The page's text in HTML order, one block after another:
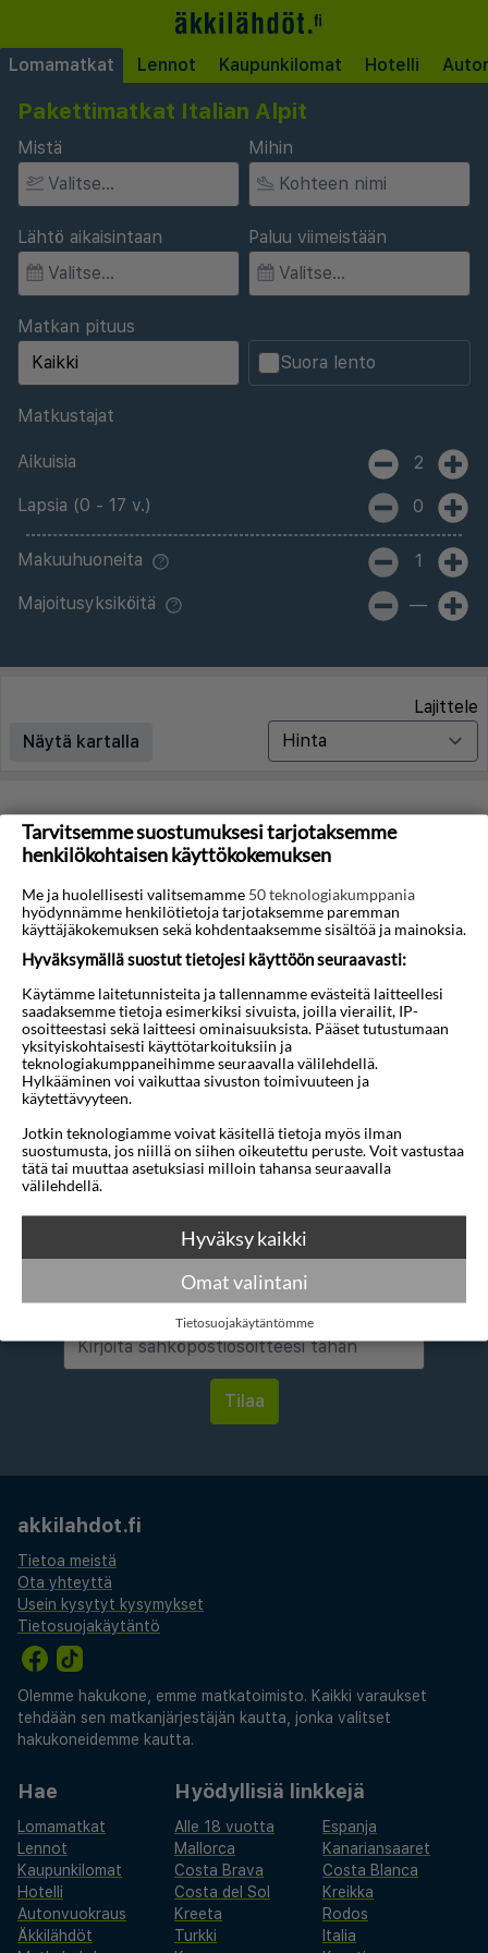
Lomamatkat Lennot Kaupunkilomat Hotelli
Pakettimatkat Italian Alpit
Mistä Mihin
Lähtö aikaisintaan Paluu viimeistään
Matkan pituus
Suora lento
Matkustajat
Aikuisia 2
Lapsia (0 - 17 v.) 0
Makuuhuoneita 1
Majoitusyksiköitä —
Näytä kartalla
Lajittele
Matkoja ei löytynyt
Voit saada lisää tuloksia poistamalla alla olevat
Mihin 1 sijainti
Mistä 1 sijainti
Alin tähtiluokitus 3 tähteä
Haluatko saada houkuttelevia
tarjouksia, matkavinkkejä ja uutisia
sähköpostitse?
akkilahdot.fi
Tietoa meistä
Ota yhteyttä
Usein kysytyt kysymykset
Tietosuojakäytäntö
Olemme hakukone, emme matkatoimisto. Kaikki varaukset
tehdään sen matkanjärjestäjän kautta, jonka valitset
hakukoneidemme kautta.
Hae
Lomamatkat
Lennot
Kaupunkilomat
Hotelli
Autonvuokraus
Äkkilähdöt
Hyödyllisiä linkkejä
Alle 18 vuotta
Espanja
Mallorca
Kanariansaaret
Costa Brava
Costa Blanca
Costa del Sol
Kreikka
Kreeta
Rodos
Turkki
Italia
Tarvitsemme suostumuksesi tarjotaksemme
henkilökohtaisen käyttökokemuksen
Me ja huolellisesti valitsemamme 50 teknologiakumppania
hyödynnämme henkilötietoja tarjotaksemme paremman
käyttäjäkokemuksen sekä kohdentaaksemme sisältöä ja mainoksia.
Hyväksymällä suostut tietojesi käyttöön seuraavasti:
Käytämme laitetunnisteita ja tallennamme evästeitä laitteellesi
saadaksemme tietoja esimerkiksi sivuista, joilla vierailit, IP-
osoitteestasi sekä laitteesi ominaisuuksista. Pääset tutustumaan
yksityiskohtaisesti käyttötarkoituksiin ja
teknologiakumppaneihimme seuraavalla välilehdellä.
Hylkääminen voi vaikuttaa sivuston toimivuuteen ja
käytettävyyteen.
Jotkin teknologiamme voivat käsitellä tietoja myös ilman
suostumusta, jos niillä on siihen oikeutettu peruste. Voit vastustaa
tätä tai muuttaa asetuksiasi milloin tahansa seuraavalla
välilehdellä.
Hyväksy kaikki
Omat valintani
Tietosuojakäytäntömme